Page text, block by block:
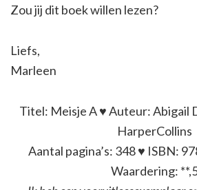
Zou jij dit boek willen lezen?
Liefs,
Marleen
Titel: Meisje A ♥ Auteur: Abigail
HarperCollins
Aantal pagina’s: 348 ♥ ISBN:
Waardering: